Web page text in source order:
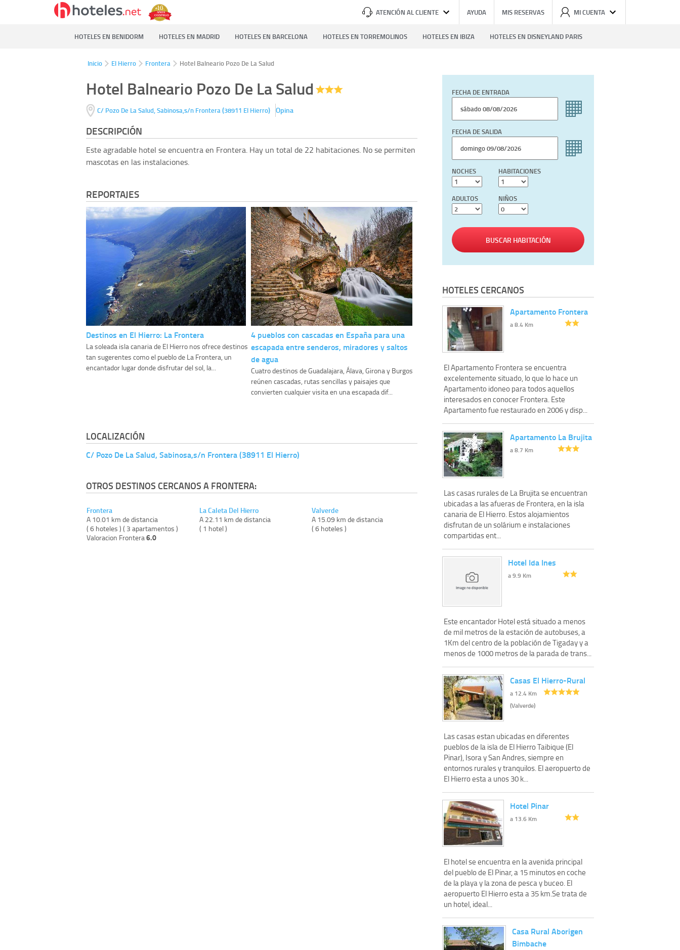
ATENCIÓN AL CLIENTE AYUDA MIS RESERVAS MI CUENTA
HOTELES EN BENIDORM HOTELES EN MADRID HOTELES EN BARCELONA HOTELES EN TORREMOLINOS HOTELES EN IBIZA HOTELES EN DISNEYLAND PARIS
Inicio El Hierro Frontera Hotel Balneario Pozo De La Salud
Hotel Balneario Pozo De La Salud
C/ Pozo De La Salud, Sabinosa,s/n Frontera(38911 El Hierro) Opina
DESCRIPCIÓN
Este agradable hotel se encuentra en Frontera. Hay un total de 22 habitaciones. No se permiten
mascotas en las instalaciones.
REPORTAJES
Destinos en El Hierro: La Frontera
La soleada isla canaria de El Hierro nos ofrece destinos
tan sugerentes como el pueblo de La Frontera, un
encantador lugar donde disfrutar del sol, la...
4 pueblos con cascadas en España para una
escapada entre senderos, miradores y saltos
de agua
Cuatro destinos de Guadalajara, Álava, Girona y Burgos
reúnen cascadas, rutas sencillas y paisajes que
convierten cualquier visita en una escapada dif...
LOCALIZACIÓN
C/ Pozo De La Salud, Sabinosa,s/n Frontera (38911 El Hierro)
OTROS DESTINOS CERCANOS A FRONTERA:
Frontera
A 10.01 km de distancia
( 6 hoteles ) ( 3 apartamentos )
Valoracion Frontera6.0
La Caleta Del Hierro
A 22.11 km de distancia
( 1 hotel )
Valverde
A 15.09 km de distancia
( 6 hoteles )
FECHA DE ENTRADA
FECHA DE SALIDA
NOCHES HABITACIONES
ADULTOS NIÑOS
BUSCAR HABITACIÓN
HOTELES CERCANOS
Apartamento Frontera
a 8.4 Km
El Apartamento Frontera se encuentra
excelentemente situado, lo que lo hace un
Apartamento idoneo para todos aquellos
interesados en conocer Frontera. Este
Apartamento fue restaurado en 2006 y disp...
Apartamento La Brujita
a 8.7 Km
Las casas rurales de La Brujita se encuentran
ubicadas a las afueras de Frontera, en la isla
canaria de El Hierro. Estos alojamientos
disfrutan de un solárium e instalaciones
compartidas ent...
Hotel Ida Ines
a 9.9 Km
Este encantador Hotel está situado a menos
de mil metros de la estación de autobuses, a
1Km del centro de la población de Tigaday y a
menos de 1000 metros de la parada de trans...
Casas El Hierro-Rural
a 12.4 Km
(Valverde)
Las casas estan ubicadas en diferentes
pueblos de la isla de El Hierro Taibique (El
Pinar), Isora y San Andres, siempre en
entornos rurales y tranquilos. El aeropuerto de
El Hierro esta a unos 30 k...
Hotel Pinar
a 13.6 Km
El hotel se encuentra en la avenida principal
del pueblo de El Pinar, a 15 minutos en coche
de la playa y la zona de pesca y buceo. El
aeropuerto El Hierro esta a 35 km.Se trata de
un hotel, ideal...
Casa Rural Aborigen
Bimbache